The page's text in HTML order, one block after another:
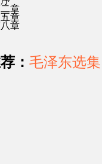
章
章
章
： 毛泽东选集